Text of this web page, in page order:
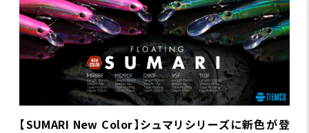
【SUMARI New Color】シュマリシリーズに新色が登